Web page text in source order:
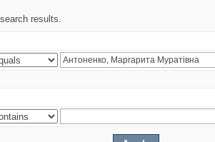
results.